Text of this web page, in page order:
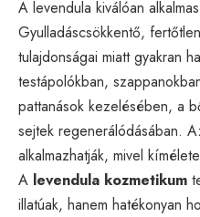
A levendula kiválóan
Gyulladáscsökkentő,
tulajdonságai miatt gyakran
testápolókban,
pattanások kezelésében, a
sejtek regenerálódásában.
alkalmazhatják, mivel
A levendula kozmetikum
illatúak, hanem hatékonyan